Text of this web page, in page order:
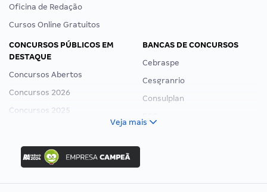
Oficina de Redação
Cursos Online Gratuitos
CONCURSOS PÚBLICOS EM
DESTAQUE
Concursos Abertos
Concursos 2026
Concursos 2025
Concurso Ibama
Concurso MPU
Editais publicados
BANCAS DE CONCURSOS
Cebraspe
Cesgranrio
Consulplan
Veja mais